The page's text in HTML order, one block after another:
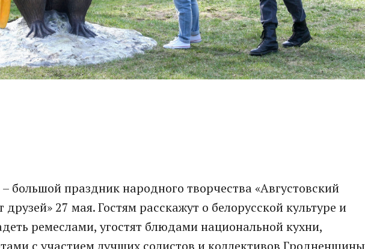
большой праздник народного творчества «Августовский
27 мая. Гостям расскажут о белорусской культуре и
ремеслами, угостят блюдами национальной кухни,
с участием лучших солистов и коллективов